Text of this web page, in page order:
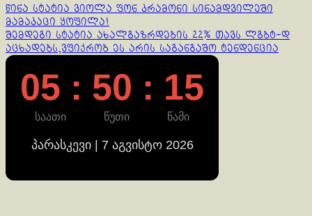
Continue
Reading
წინა სტატია ვიოლა ფონ კრამონი სინამდვილეში
მამაკაცი ყოფილა!
შემდეგი სტატია ახალგაზრდების 22% თავს ლგბტ-დ
აცხადებს,ვფიქრობ ეს არის საგანგაშო ტენდენცია
05 : 50 : 15
საათი წუთი წამი
პარასკევი | 7 აგვისტო 2026